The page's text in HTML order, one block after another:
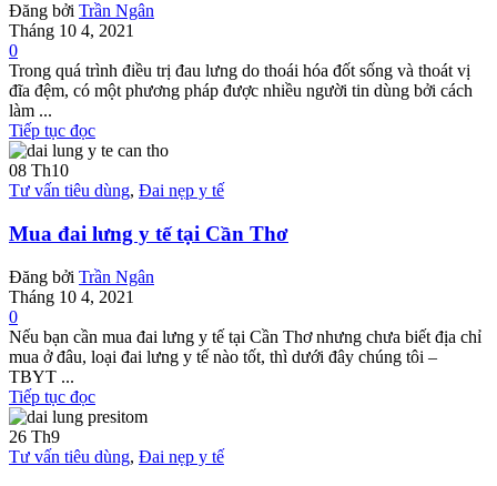
Đăng bởi Trần Ngân
Tháng 10 4, 2021
0
Trong quá trình điều trị đau lưng do thoái hóa đốt sống và thoát vị
đĩa đệm, có một phương pháp được nhiều người tin dùng bởi cách
làm ...
Tiếp tục đọc
08 Th10
Tư vấn tiêu dùng, Đai nẹp y tế
Mua đai lưng y tế tại Cần Thơ
Đăng bởi Trần Ngân
Tháng 10 4, 2021
0
Nếu bạn cần mua đai lưng y tế tại Cần Thơ nhưng chưa biết địa chỉ
mua ở đâu, loại đai lưng y tế nào tốt, thì dưới đây chúng tôi –
TBYT ...
Tiếp tục đọc
26 Th9
Tư vấn tiêu dùng, Đai nẹp y tế